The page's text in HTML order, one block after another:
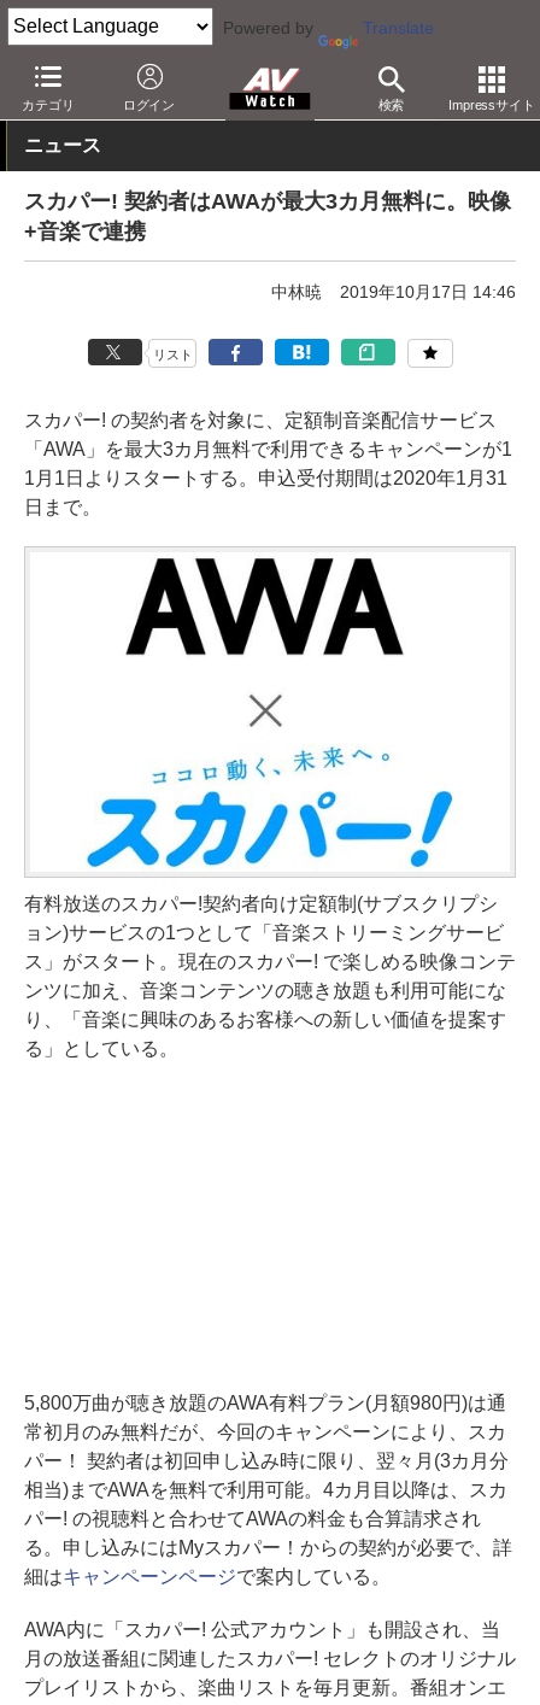
Powered by Translate
カテゴリ ログイン 検索 Impressサイト
AV Watch コンテンツ・サービス 放送 スカパー
ニュース
スカパー! 契約者はAWAが最大3カ月無料に。映像
+音楽で連携
中林暁 2019年10月17日 14:46
リスト
スカパー! の契約者を対象に、定額制音楽配信サービス
「AWA」を最大3カ月無料で利用できるキャンペーンが1
1月1日よりスタートする。申込受付期間は2020年1月31
日まで。
有料放送のスカパー!契約者向け定額制(サブスクリプシ
ョン)サービスの1つとして「音楽ストリーミングサービ
ス」がスタート。現在のスカパー! で楽しめる映像コンテ
ンツに加え、音楽コンテンツの聴き放題も利用可能にな
り、「音楽に興味のあるお客様への新しい価値を提案す
る」としている。
5,800万曲が聴き放題のAWA有料プラン(月額980円)は通
常初月のみ無料だが、今回のキャンペーンにより、スカ
パー！ 契約者は初回申し込み時に限り、翌々月(3カ月分
相当)までAWAを無料で利用可能。4カ月目以降は、スカ
パー! の視聴料と合わせてAWAの料金も合算請求され
る。申し込みにはMyスカパー！からの契約が必要で、詳
細はキャンペーンページで案内している。
AWA内に「スカパー! 公式アカウント」も開設され、当
月の放送番組に関連したスカパー! セレクトのオリジナル
プレイリストから、楽曲リストを毎月更新。番組オンエ